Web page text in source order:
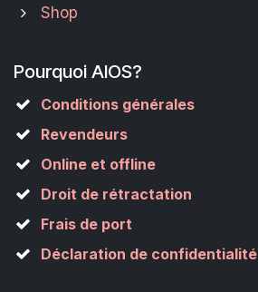
Shop
Pourquoi AIOS?
Conditions générales
Revendeurs
Online et offline
Droit de rétractation
Frais de port
Déclaration de confidentialité